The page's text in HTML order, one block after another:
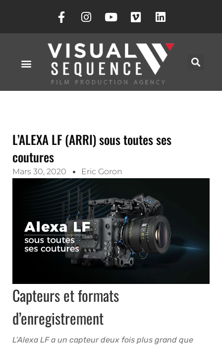
L’ALEXA LF (ARRI) sous toutes ses
coutures
Mars 30, 2020 Eric Goron
Capteurs et formats
d’enregistrement
L’Alexa LF a un capteur deux fois plus grand que